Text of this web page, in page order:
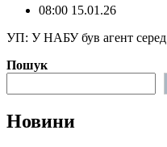
08:00 15.01.26
️‍️‍️УП: У НАБУ був агент серед
Пошук
Новини